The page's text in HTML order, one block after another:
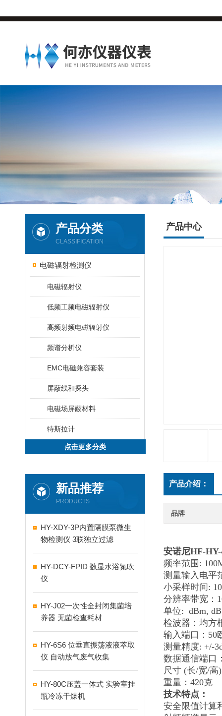
产品分类
CLASSIFICATION
电磁辐射检测仪
电磁辐射仪
低频工频电磁辐射仪
高频射频电磁辐射仪
频谱分析仪
EMC电磁兼容套装
屏蔽线和探头
电磁场屏蔽材料
特斯拉计
点击更多分类
新品推荐
PRODUCTS
HY-XDY-3P内置隔膜泵微生
物检测仪 3联独立过滤
HY-DCY-FPID 数显水浴氮吹
仪
HY-J02一次性全封闭集菌培
养器 无菌检查耗材
HY-6S6 位垂直振荡液液萃取
仪 自动放气废气收集
HY-80C压盖一体式 实验室挂
瓶冷冻干燥机
产品中心
产品介绍：
品牌
安诺尼HF-
频率范围:
测量输入电平
小采样时间:
分辨率带宽：
单位: dBm,
检波器：均方
输入端口：50
测量精度: +/-
数据通信端口
尺寸 (长/宽/高
重量：420克
技术特点：
安全限值计算